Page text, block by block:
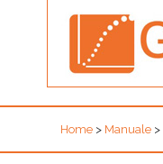
Home > Manuale >